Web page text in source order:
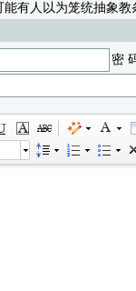
能有人以为笼统抽象
密